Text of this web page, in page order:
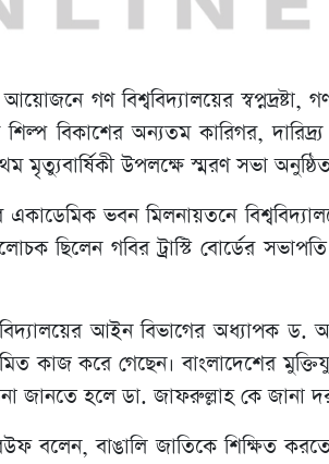
গণ বিশ্ববিদ্যালয়ের স্বপ্নদ্রষ্টা,
বিকাশের অন্যতম কারিগর,
মৃত্যুবার্ষিকী উপলক্ষে স্মরণ সভা
একাডেমিক ভবন মিলনায়তনে
ছিলেন গবির ট্রাস্টি বোর্ডের
আইন বিভাগের
কাজ করে গেছেন। বাংলাদেশের
জানতে হলে ডা. জাফরুল্লাহ কে জানা
বলেন, বাঙালি জাতিকে শিক্ষিত